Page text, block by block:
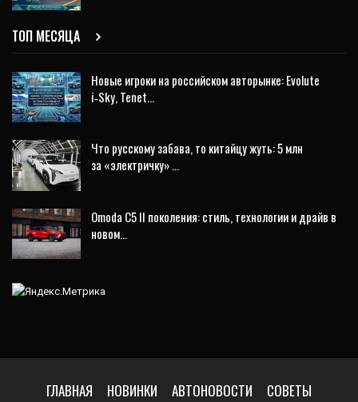
ТОП МЕСЯЦА
Новые игроки на российском авторынке: Evolute
i‑Sky, Tenet…
Что русскому забава, то китайцу жуть: 5 млн
за «электричку» …
Omoda C5 II поколения: стиль, технологии и драйв в
новом…
ГЛАВНАЯ НОВИНКИ АВТОНОВОСТИ СОВЕТЫ